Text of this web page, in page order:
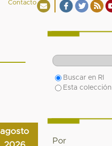
Contacto
agosto
Buscar en RI
Esta colección
Por